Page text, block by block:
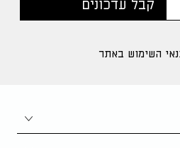
השימוש באתר